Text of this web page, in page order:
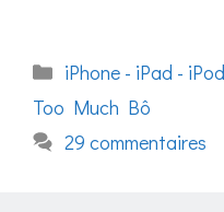
Catégories
iPhone - iPad - iPod
Too Much Bô
29 commentaires